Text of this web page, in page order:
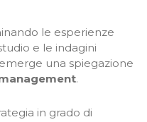
le esperienze
e le indagini
una spiegazione
.
in grado di